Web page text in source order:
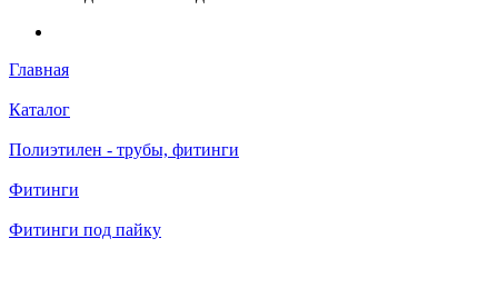
Главная
Каталог
Полиэтилен - трубы, фитинги
Фитинги
Фитинги под пайку